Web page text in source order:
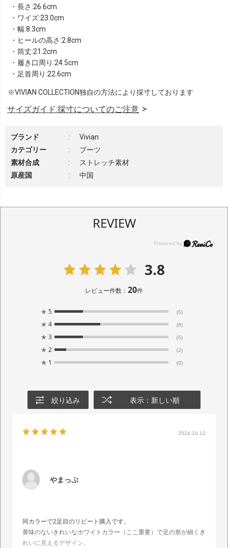
・長さ:26.6cm
・ワイズ:23.0cm
・幅:8.3cm
・ヒールの高さ:2.8cm
・筒丈:21.2cm
・履き口周り:24.5cm
・足首周り:22.6cm
※VIVIAN COLLECTION独自の方法により採寸しております
サイズガイド:採寸についてのご注意
ブランド :
Vivian
カテゴリー
:
ブーツ
素材合成
:
ストレッチ素材
原産国
: 中国
REVIEW
3.8
レビュー件数： 20件
★ 5 (5)
★ 4 (8)
★ 3 (5)
★ 2 (2)
★ 1 (0)
絞り込み 表示：新しい順
2024.10.12
やまっぷ
同カラーで2足目のリピート購入です。
黄味のないきれいなホワイトカラー（ここ重要）で足の形が細くき
れいに見えるデザイン。